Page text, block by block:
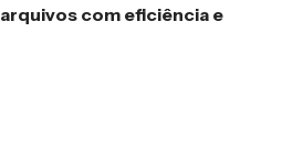
com eficiência e